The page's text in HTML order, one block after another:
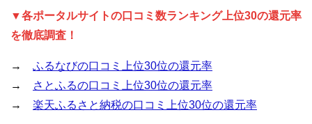
▼各ポータルサイトの口コミ数ランキング上位30の還元率
を徹底調査！
→ ふるなびの口コミ上位30位の還元率
→
さとふるの口コミ上位30位の還元率
→ 楽天ふるさと納税の口コミ上位30位の還元率